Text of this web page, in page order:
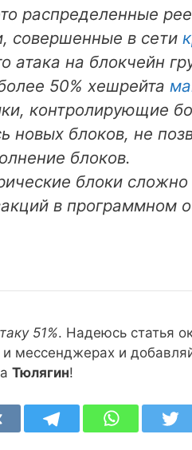
распределенные
совершенные в сети
атака на блокчейн
50% хешрейта
контролирующие
новых блоков, не
блоков.
блоки
в программном
51%. Надеюсь статья
мессенджерах и
Тюлягин!